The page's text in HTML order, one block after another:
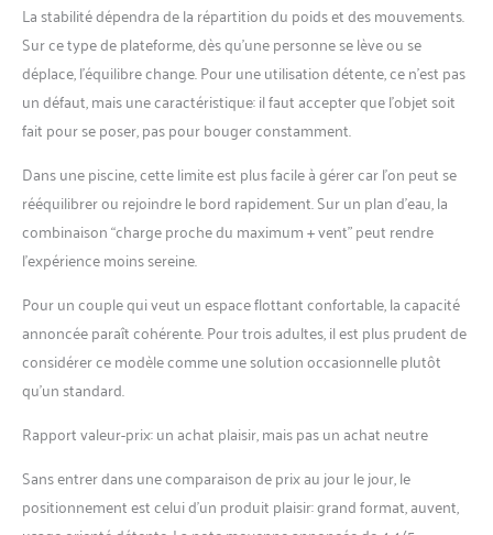
La stabilité dépendra de la répartition du poids et des mouvements.
Sur ce type de plateforme, dès qu’une personne se lève ou se
déplace, l’équilibre change. Pour une utilisation détente, ce n’est pas
un défaut, mais une caractéristique: il faut accepter que l’objet soit
fait pour se poser, pas pour bouger constamment.
Dans une piscine, cette limite est plus facile à gérer car l’on peut se
rééquilibrer ou rejoindre le bord rapidement. Sur un plan d’eau, la
combinaison “charge proche du maximum + vent” peut rendre
l’expérience moins sereine.
Pour un couple qui veut un espace flottant confortable, la capacité
annoncée paraît cohérente. Pour trois adultes, il est plus prudent de
considérer ce modèle comme une solution occasionnelle plutôt
qu’un standard.
Rapport valeur-prix: un achat plaisir, mais pas un achat neutre
Sans entrer dans une comparaison de prix au jour le jour, le
positionnement est celui d’un produit plaisir: grand format, auvent,